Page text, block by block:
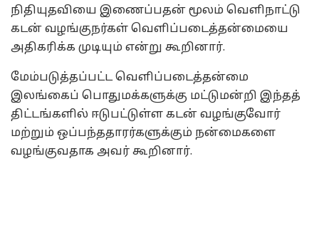
நிதியுதவியை இணைப்பதன் மூலம் வெளிநாட்டு
கடன் வழங்குநர்கள் வெளிப்படைத்தன்மையை
அதிகரிக்க முடியும் என்று கூறினார்.
மேம்படுத்தப்பட்ட வெளிப்படைத்தன்மை
இலங்கைப் பொதுமக்களுக்கு மட்டுமன்றி இந்தத்
திட்டங்களில் ஈடுபட்டுள்ள கடன் வழங்குவோர்
மற்றும் ஒப்பந்ததாரர்களுக்கும் நன்மைகளை
வழங்குவதாக அவர் கூறினார்.